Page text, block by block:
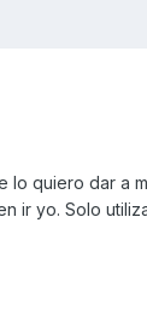
lo quiero dar a
ir yo. Solo